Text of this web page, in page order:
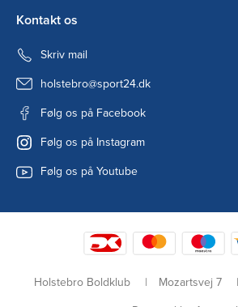
Kontakt os
Skriv mail
holstebro@sport24.dk
Følg os på Facebook
Følg os på Instagram
Følg os på Youtube
Holstebro Boldklub Mozartsvej 7